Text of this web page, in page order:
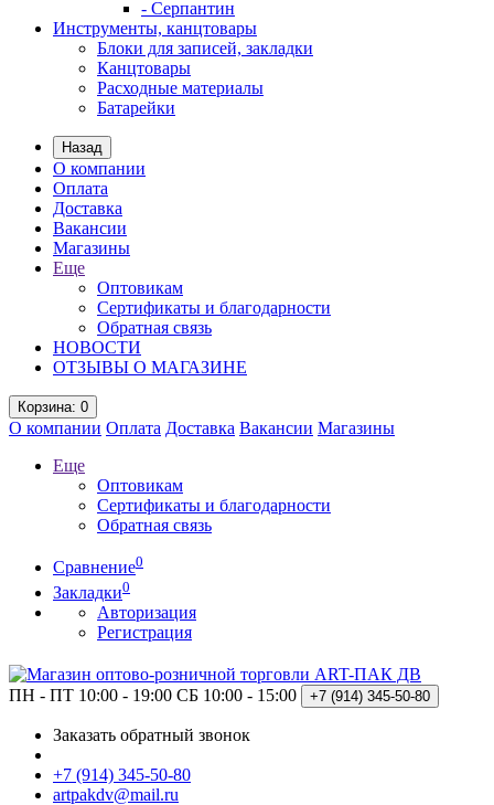
- Серпантин
Инструменты, канцтовары
Блоки для записей, закладки
Канцтовары
Расходные материалы
Батарейки
Назад
О компании
Оплата
Доставка
Вакансии
Магазины
Еще
Оптовикам
Сертификаты и благодарности
Обратная связь
НОВОСТИ
ОТЗЫВЫ О МАГАЗИНЕ
Корзина: 0
О компании Оплата Доставка Вакансии Магазины
Еще
Оптовикам
Сертификаты и благодарности
Обратная связь
Сравнение0
Закладки0
Авторизация
Регистрация
ПН - ПТ 10:00 - 19:00 СБ 10:00 - 15:00 +7 (914) 345-50-80
Заказать обратный звонок
+7 (914) 345-50-80
artpakdv@mail.ru